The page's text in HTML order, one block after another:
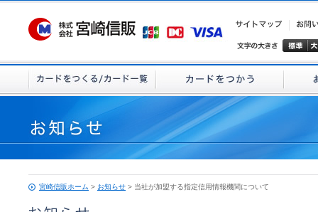
宮崎信販ホーム > お知らせ > 当社が加盟する指定信用情報機関について